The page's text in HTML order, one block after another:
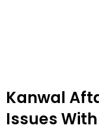
Kanwal
Issues